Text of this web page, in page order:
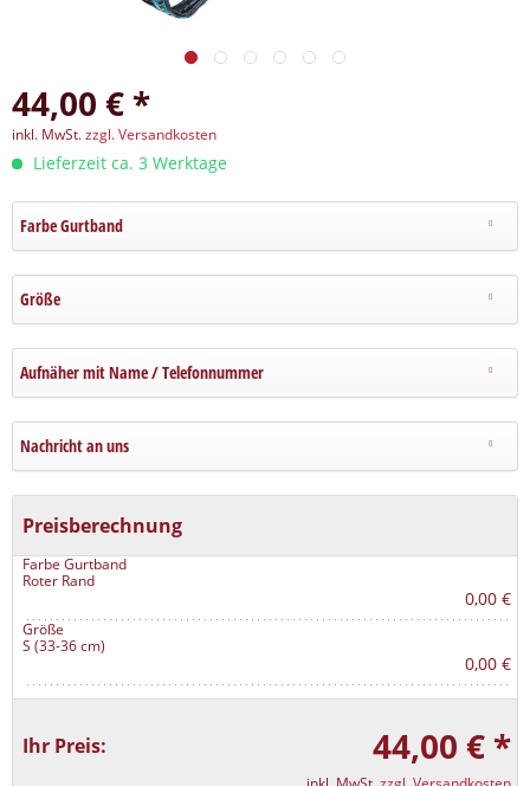
44,00 € *
inkl. MwSt.zzgl. Versandkosten
Lieferzeit ca. 3 Werktage
Farbe Gurtband
Größe
Aufnäher mit Name / Telefonnummer
Nachricht an uns
Preisberechnung
Farbe Gurtband
Roter Rand
0,00 €
Größe
S (33-36 cm)
0,00 €
Ihr Preis: 44,00 € *